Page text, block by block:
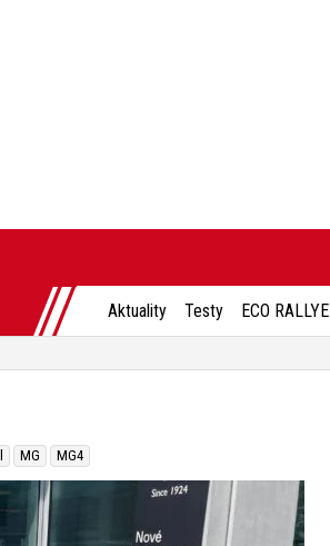
Aktuality Testy ECO RALLYE
MG MG4